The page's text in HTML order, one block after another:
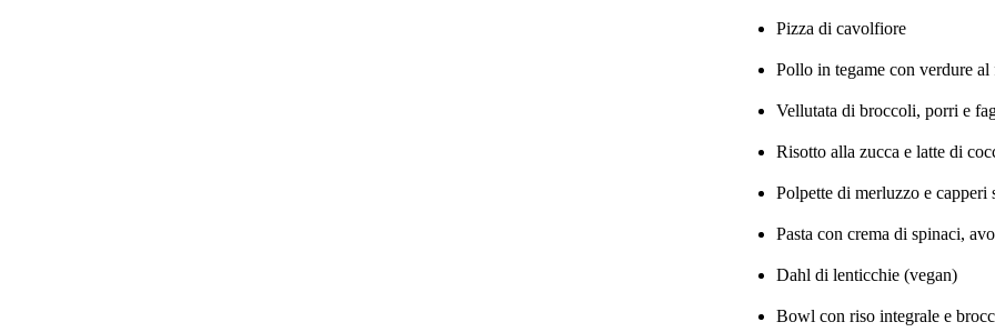
Pizza di cavolfiore
Pollo in tegame con verdure
Vellutata di broccoli, porri e
Risotto alla zucca e latte di
Polpette di merluzzo e capperi
Pasta con crema di spinaci,
Dahl di lenticchie (vegan)
Bowl con riso integrale e